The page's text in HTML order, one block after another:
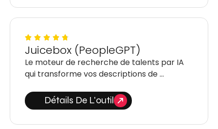
Juicebox (PeopleGPT)
Le moteur de recherche de talents par IA
qui transforme vos descriptions de …
Détails De L'outil